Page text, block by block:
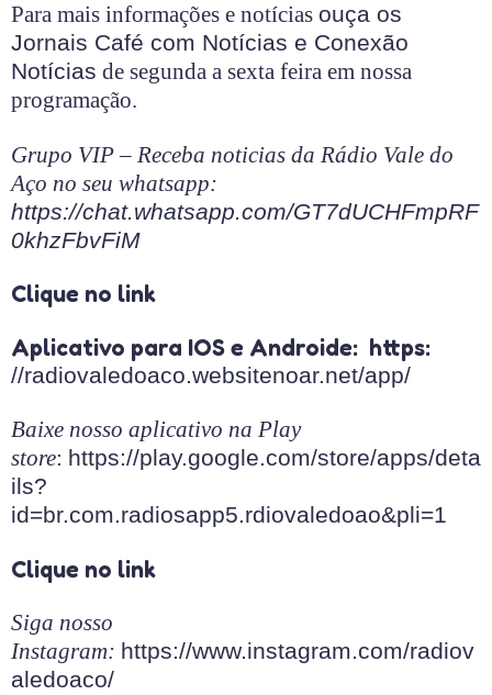
Para mais informações e notícias ouça os
Jornais Café com Notícias e Conexão
Notícias de segunda a sexta feira em nossa
programação.
Grupo VIP – Receba noticias da Rádio Vale do
Aço no seu whatsapp:
https://chat.whatsapp.com/GT7dUCHFmpRF
0khzFbvFiM
Clique no link
Aplicativo para IOS e Androide: https:
//radiovaledoaco.websitenoar.net/app/
Baixe nosso aplicativo na Play
store: https://play.google.com/store/apps/deta
ils?
id=br.com.radiosapp5.rdiovaledoao&pli=1
Clique no link
Siga nosso
Instagram: https://www.instagram.com/radiov
aledoaco/